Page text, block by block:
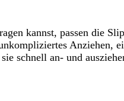
kannst, passen die
Anziehen,
schnell an- und